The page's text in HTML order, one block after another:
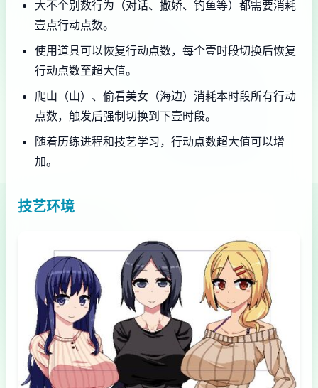
大不个别数行为（对话、撒娇、钓鱼等）都需要消耗
壹点行动点数。
使用道具可以恢复行动点数，每个壹时段切换后恢复
行动点数至超大值。
爬山（山）、偷看美女（海边）消耗本时段所有行动
点数，触发后强制切换到下壹时段。
随着历练进程和技艺学习，行动点数超大值可以增
加。
技艺环境